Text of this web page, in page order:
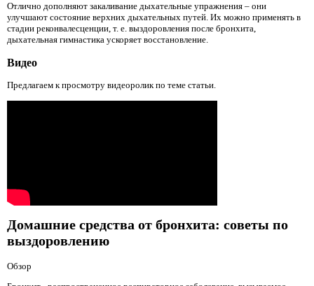
Отлично дополняют закаливание дыхательные упражнения – они
улучшают состояние верхних дыхательных путей. Их можно применять в
стадии реконвалесценции, т. е. выздоровления после бронхита,
дыхательная гимнастика ускоряет восстановление.
Видео
Предлагаем к просмотру видеоролик по теме статьи.
Домашние средства от бронхита: советы по
выздоровлению
Обзор